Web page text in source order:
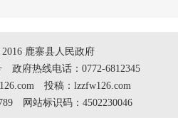
鹿寨县人民政府
政府热线电话：0772-6812345
投稿：lzzfw126.com
网站标识码：4502230046